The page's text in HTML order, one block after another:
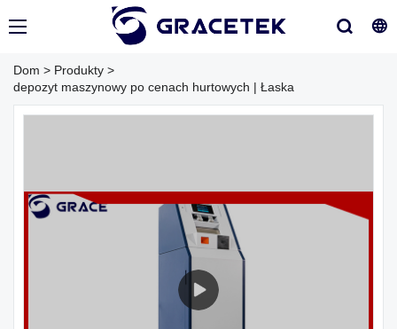
Dom > Produkty >
depozyt maszynowy po cenach hurtowych | Łaska